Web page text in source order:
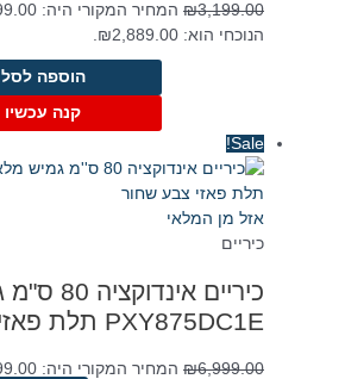
₪3,199.00 המחיר המקורי היה: ₪3,199.00.
הנוכחי הוא: ₪2,889.00.
הוספה לסל
קנה עכשיו
Sale!
אזל מן המלאי
כיריים
PXY875DC1E תלת פאזי צבע שחור
₪6,999.00 המחיר המקורי היה: ₪6,999.00.